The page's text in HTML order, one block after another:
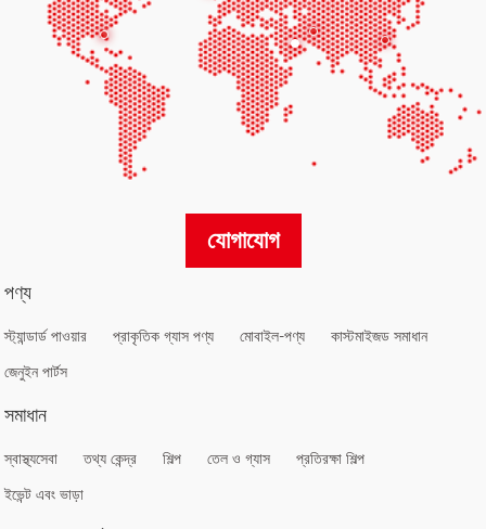
যোগাযোগ
পণ্য
স্ট্যান্ডার্ড পাওয়ার প্রাকৃতিক গ্যাস পণ্য মোবাইল-পণ্য
কাস্টমাইজড সমাধান
জেনুইন পার্টস
সমাধান
স্বাস্থ্যসেবা তথ্য কেন্দ্র শিল্প তেল ও গ্যাস
প্রতিরক্ষা শিল্প
ইভেন্ট এবং ভাড়া